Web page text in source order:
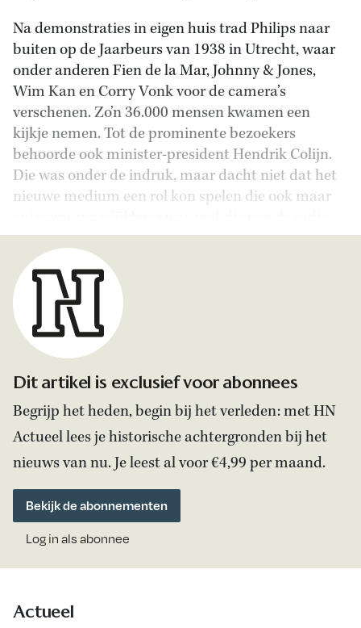
Na demonstraties in eigen huis trad Philips naar
buiten op de Jaarbeurs van 1938 in Utrecht, waar
onder anderen Fien de la Mar, Johnny & Jones,
Wim Kan en Corry Vonk voor de camera’s
verschenen. Zo’n 36.000 mensen kwamen een
kijkje nemen. Tot de prominente bezoekers
behoorde ook minister-president Hendrik Colijn.
Die was onder de indruk, maar dacht niet dat het
nieuwe medium een rol kon spelen die ook maar
Dit artikel is exclusief voor abonnees
Begrijp het heden, begin bij het verleden: met HN
Actueel lees je historische achtergronden bij het
nieuws van nu. Je leest al voor €4,99 per maand.
Bekijk de abonnementen
Log in als abonnee
Actueel